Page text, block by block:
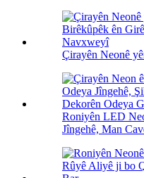
Çirayên Neonê
Roniyên LED
Jîngehê, Man